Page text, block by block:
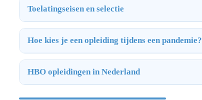
Toelatingseisen en selectie
Hoe kies je een opleiding tijdens een pandemie?
HBO opleidingen in Nederland